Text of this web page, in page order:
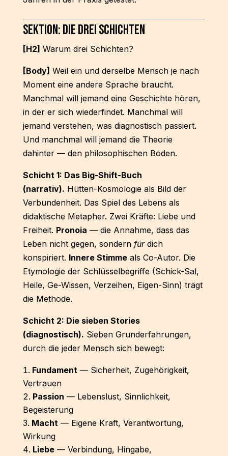
Sektion: Die drei Schichten
[H2] Warum drei Schichten?
[Body] Weil ein und derselbe Mensch je nach
Moment eine andere Sprache braucht.
Manchmal will jemand eine Geschichte hören,
in der er sich wiederfindet. Manchmal will
jemand verstehen, was diagnostisch passiert.
Und manchmal will jemand die Theorie
dahinter — den philosophischen Boden.
Schicht 1: Das Big-Shift-Buch
(narrativ). Hütten-Kosmologie als Bild der
Verbundenheit. Das Spiel des Lebens als
didaktische Metapher. Zwei Kräfte: Liebe und
Freiheit. Pronoia — die Annahme, dass das
Leben nicht gegen, sondern für dich
konspiriert. Innere Stimme als Co-Autor. Die
Etymologie der Schlüsselbegriffe (Schick-Sal,
Heile, Ge-Wissen, Verzeihen, Eigen-Sinn) trägt
die Methode.
Schicht 2: Die sieben Stories
(diagnostisch). Sieben Grunderfahrungen,
durch die jeder Mensch sich bewegt:
Fundament — Sicherheit, Zugehörigkeit,
Vertrauen
Passion — Lebenslust, Sinnlichkeit,
Begeisterung
Macht — Eigene Kraft, Verantwortung,
Wirkung
Liebe — Verbindung, Hingabe,